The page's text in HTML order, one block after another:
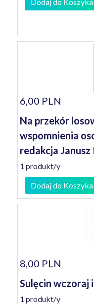
6,00 PLN
Na przekór
wspomnienia
redakcja Janusz
1 produkt/y
Dodaj do Koszyka
8,00 PLN
Sulęcin wczoraj
1 produkt/y